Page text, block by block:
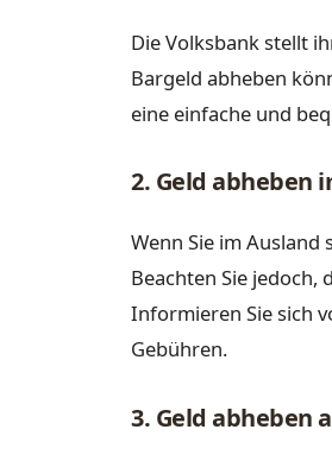
Die Volksbank stellt
Bargeld abheben
eine einfache und
2. Geld abheben
Wenn Sie im
Beachten Sie
Informieren Sie sich
Gebühren.
3. Geld abheben